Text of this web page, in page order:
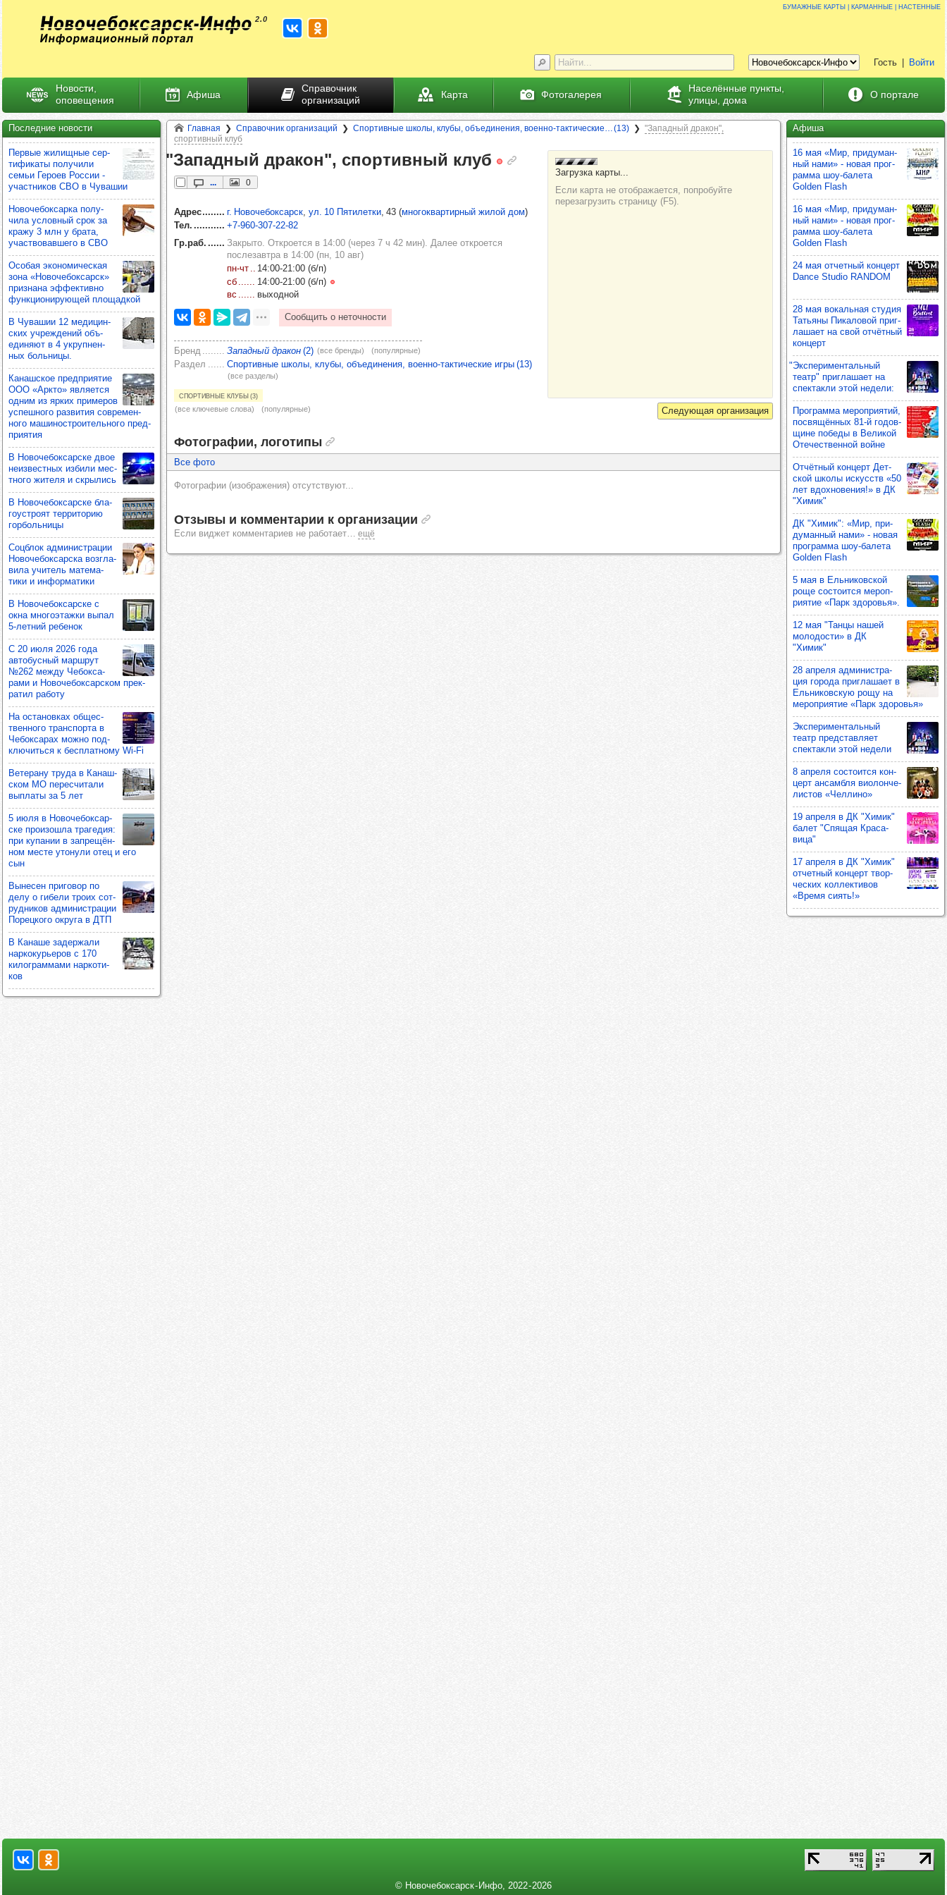
Афиша
16 мая «Мир, при­ду­ман­
ный нами» - новая прог­
рамма шоу‑балета
Golden Flash
16 мая «Мир, при­ду­ман­
ный нами» - новая прог­
рамма шоу‑балета
Golden Flash
24 мая отчет­ный кон­церт
Dance Studio RANDOM
28 мая вокаль­ная сту­дия
Тать­яны Пика­ло­вой приг­
ла­шает на свой отчёт­ный
кон­церт
"Экспе­ри­мен­таль­ный
театр" приг­ла­шает на
спек­такли этой недели:
Прог­рамма мероп­ри­ятий,
пос­вя­щён­ных 81-й годов­
щине победы в Вели­кой
Оте­чес­твен­ной войне
Отчёт­ный кон­церт Дет­
ской школы искусств «50
лет вдох­но­ве­ния!» в ДК
"Химик"
ДК "Химик": «Мир, при­
ду­ман­ный нами» - новая
прог­рамма шоу‑балета
Golden Flash
5 мая в Ель­ни­ков­ской
роще сос­то­ится мероп­
ри­ятие «Парк здо­ровья».
12 мая "Танцы нашей
моло­дости» в ДК
"Химик"
28 апреля адми­нис­тра­
ция города приг­ла­шает в
Ель­ни­ков­скую рощу на
мероп­ри­ятие «Парк здо­ровья»
Экспе­ри­мен­таль­ный
театр пред­став­ляет
спек­такли этой недели
8 апреля сос­то­ится кон­
церт ансам­бля виолон­че­
лис­тов «Чел­лино»
19 апреля в ДК "Химик"
балет "Спя­щая Кра­са­
вица"
17 апреля в ДК "Химик"
отчет­ный кон­церт твор­
чес­ких кол­лек­ти­вов
«Время сиять!»
Главная Справочник организаций Спортивные школы, клубы, объединения, военно-тактические… (13)
"Западный дракон",
спортивный клуб
"Запад­ный дра­кон", спор­тив­ный клуб
... 0
Адрес г. Новочебоксарск, ул. 10 Пятилетки, 43 (многоквартирный жилой дом)
Тел.
+7‑960‑307‑22‑82
Гр.раб.
Закрыто. Откроется в 14:00 (через 7 ч 42 мин). Далее откроется
послезавтра в 14:00 (пн, 10 авг)
пн‑чт
14:00‑21:00 (б/п)
сб
14:00‑21:00 (б/п)
вс
выходной
Бренд Западный дракон (2) (все бренды) (популярные)
Раздел Спортивные школы, клубы, объединения, военно-тактические игры (13)
(все разделы)
Спортивные клубы (3)
(все ключевые слова) (популярные)
Фотографии, логотипы
Все фото
Фотографии (изображения) отсутствуют...
Отзывы и комментарии к организации
Если виджет комментариев не работает… ещё
Последние новости
Пер­вые жилищ­ные сер­
ти­фи­каты полу­чили
семьи Героев Рос­сии -
учас­тни­ков СВО в Чува­шии
Ново­че­бок­сарка полу­
чила услов­ный срок за
кражу 3 млн у брата,
учас­тво­вав­шего в СВО
Осо­бая эко­но­ми­чес­кая
зона «Ново­че­бок­сарск»
приз­нана эффек­тивно
фун­кци­они­ру­ющей пло­щад­кой
В Чува­шии 12 меди­цин­
ских учреж­де­ний объ­
еди­няют в 4 укруп­нен­
ных боль­ницы.
Канаш­ское пред­при­ятие
ООО «Аркто» явля­ется
одним из ярких при­ме­ров
успеш­ного раз­ви­тия сов­ре­мен­
ного маши­нос­тро­итель­ного пред­
при­ятия
В Ново­че­бок­сар­ске двое
неиз­вес­тных избили мес­
тного жителя и скры­лись
В Ново­че­бок­сар­ске бла­
го­ус­троят тер­ри­то­рию
гор­боль­ницы
Соц­блок адми­нис­тра­ции
Ново­че­бок­сар­ска воз­гла­
вила учи­тель мате­ма­
тики и инфор­ма­тики
В Ново­че­бок­сар­ске с
окна мно­го­этажки выпал
5-лет­ний ребе­нок
С 20 июля 2026 года
авто­бус­ный мар­шрут
№262 между Чебок­са­
рами и Ново­че­бок­сар­ском прек­
ра­тил работу
На оста­нов­ках общес­
твен­ного тран­спорта в
Чебок­са­рах можно под­
клю­читься к бес­плат­ному Wi-Fi
Вете­рану труда в Канаш­
ском МО перес­чи­тали
вып­латы за 5 лет
5 июля в Ново­че­бок­сар­
ске про­изошла тра­ге­дия:
при купа­нии в зап­ре­щён­
ном месте уто­нули отец и его
сын
Выне­сен при­го­вор по
делу о гибели троих сот­
руд­ни­ков адми­нис­тра­ции
Порец­кого округа в ДТП
В Канаше задер­жали
нар­ко­курь­еров с 170
килог­рам­мами нар­ко­ти­
ков
Бумажные карты | карманные | настенные
Гость Войти
Новости,
оповещения
Афиша
Справочник
организаций
Карта Фотогалерея
Населённые пункты,
улицы, дома
О портале
© Новочебоксарск - Инфо, 2022 ‑ 2026